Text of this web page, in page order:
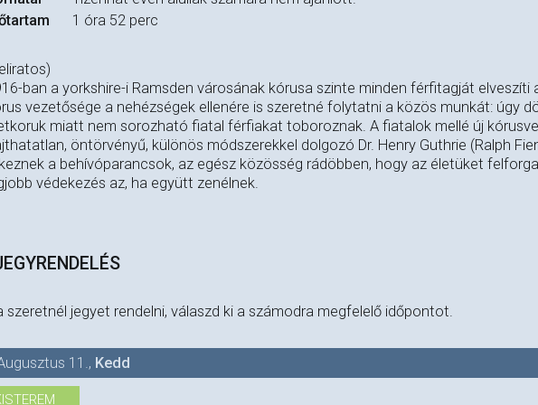
1 óra 52 perc
ban a yorkshire-i Ramsden városának kórusa szinte minden férfitagját
vezetősége a nehézségek ellenére is szeretné folytatni a közös munkát: úgy
miatt nem sorozható fiatal férfiakat toboroznak. A fiatalok mellé új
öntörvényű, különös módszerekkel dolgozó Dr. Henry Guthrie (Ralph
a behívóparancsok, az egész közösség rádöbben, hogy az életüket
védekezés az, ha együtt zenélnek.
szeretnél jegyet rendelni, válaszd ki a számodra megfelelő időpontot.
11. , Kedd